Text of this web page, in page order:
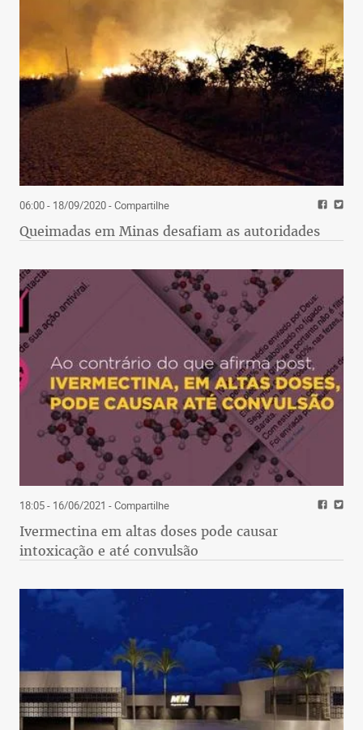
06:00 - 18/09/2020- Compartilhe
Queimadas em Minas desafiam as autoridades
18:05 - 16/06/2021 - Compartilhe
Ivermectina em altas doses pode causar
intoxicação e até convulsão